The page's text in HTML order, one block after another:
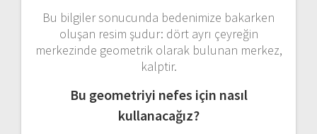
Bu bilgiler sonucunda bedenimize bakarken
oluşan resim şudur: dört ayrı çeyreğin
merkezinde geometrik olarak bulunan merkez,
kalptir.
Bu geometriyi nefes için nasıl
kullanacağız?